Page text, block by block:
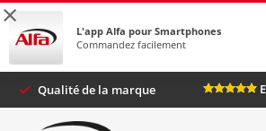
×
L'app Alfa pour Smartphones
Commandez facilement
Qualité de la marque